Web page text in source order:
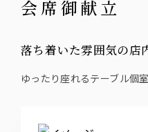
会席御献立
落ち着いた雰囲気の店
ゆったり座れるテーブル個